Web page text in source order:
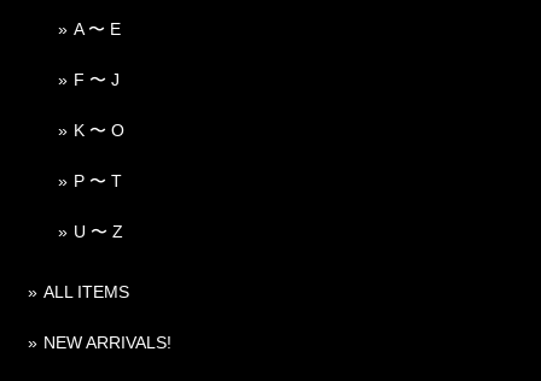
A 〜 E
F 〜 J
K 〜 O
P 〜 T
U 〜 Z
ALL ITEMS
NEW ARRIVALS!